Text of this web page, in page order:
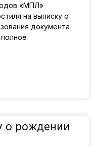
«МПЛ»
на выписку о
документа
о рождении